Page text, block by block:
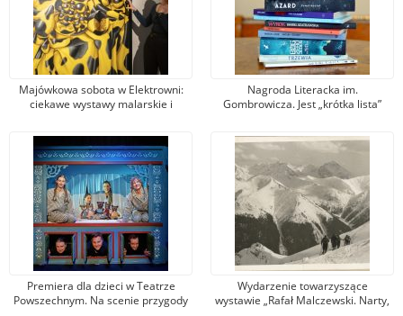
Majówkowa sobota w Elektrowni:
ciekawe wystawy malarskie i
studyjnym
Nagroda Literacka im.
Gombrowicza. Jest „krótka lista”
osobne, samoswoje
Premiera dla dzieci w Teatrze
Powszechnym. Na scenie przygody
Wydarzenie towarzyszące
wystawie „Rafał Malczewski. Narty,